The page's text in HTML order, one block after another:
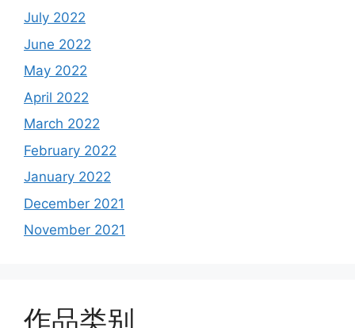
July 2022
June 2022
May 2022
April 2022
March 2022
February 2022
January 2022
December 2021
November 2021
作品类别